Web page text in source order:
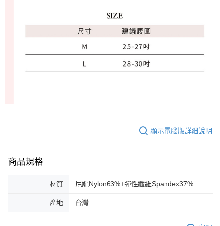
顯示電腦版詳細說明
商品規格
材質 尼龍Nylon63%+彈性纖維Spandex37%
產地 台灣